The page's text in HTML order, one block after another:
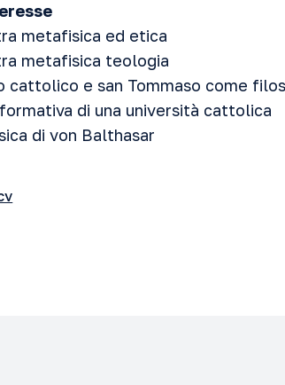
metafisica ed etica
metafisica teologia
cattolico e san Tommaso come
di una università cattolica
di von Balthasar